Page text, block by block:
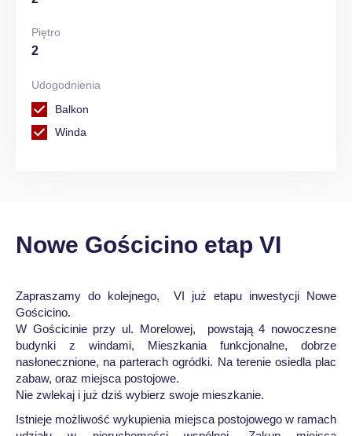
Piętro
2
Udogodnienia
Balkon
Winda
Nowe Gościcino etap VI
Zapraszamy do kolejnego, VI już etapu inwestycji Nowe
Gościcino.
W Gościcinie przy ul. Morelowej, powstają 4 nowoczesne
budynki z windami, Mieszkania funkcjonalne, dobrze
nasłonecznione, na parterach ogródki. Na terenie osiedla plac
zabaw, oraz miejsca postojowe.
Nie zwlekaj i już dziś wybierz swoje mieszkanie.
Istnieje możliwość wykupienia miejsca postojowego w ramach